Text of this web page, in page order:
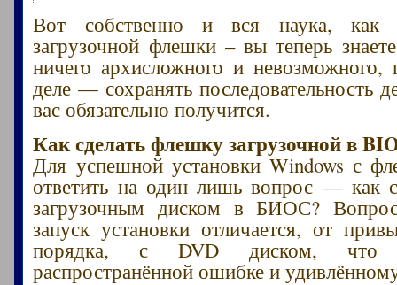
Вот собственно и вся наука, как
загрузочной флешки – вы теперь
ничего архисложного и невозможного,
деле — сохранять последовательность
вас обязательно получится.
Как сделать флешку загрузочной в
Для успешной установки Windows с
ответить на один лишь вопрос — как
загрузочным диском в БИОС?
запуск установки отличается, от
порядка, с DVD диском, что
распространённой ошибке и